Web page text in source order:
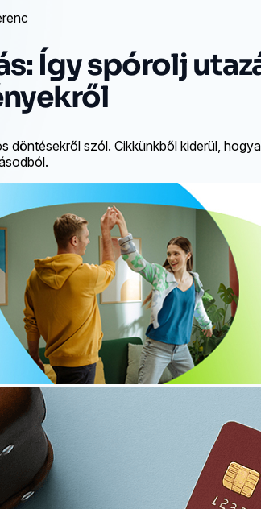
Így spórolj
döntésekről szól. Cikkünkből kiderül,